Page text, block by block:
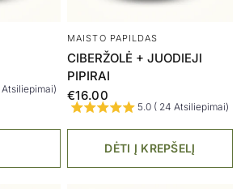
Atsiliepimai)
MAISTO PAPILDAS
CIBERŽOLĖ + JUODIEJI
PIPIRAI
€16.00
5.0 ( 24 Atsiliepimai)
DĖTI Į KREPŠELĮ